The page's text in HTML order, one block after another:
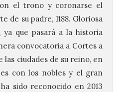
el trono y coronarse el
de su padre, 1188. Gloriosa
que pasará a la historia
convocatoria a Cortes a
las ciudades de su reino, en
con los nobles y el gran
sido reconocido en 2013
La
el
Time,
de
16 de
Mayor.